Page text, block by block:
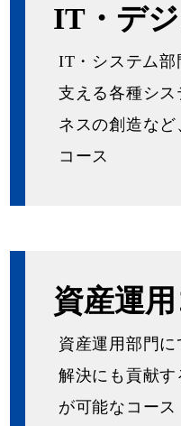
IT・デ
IT・システム部
支える各種シ
ネスの創造な
コース
資産運
資産運用部門
解決にも貢献
が可能なコース